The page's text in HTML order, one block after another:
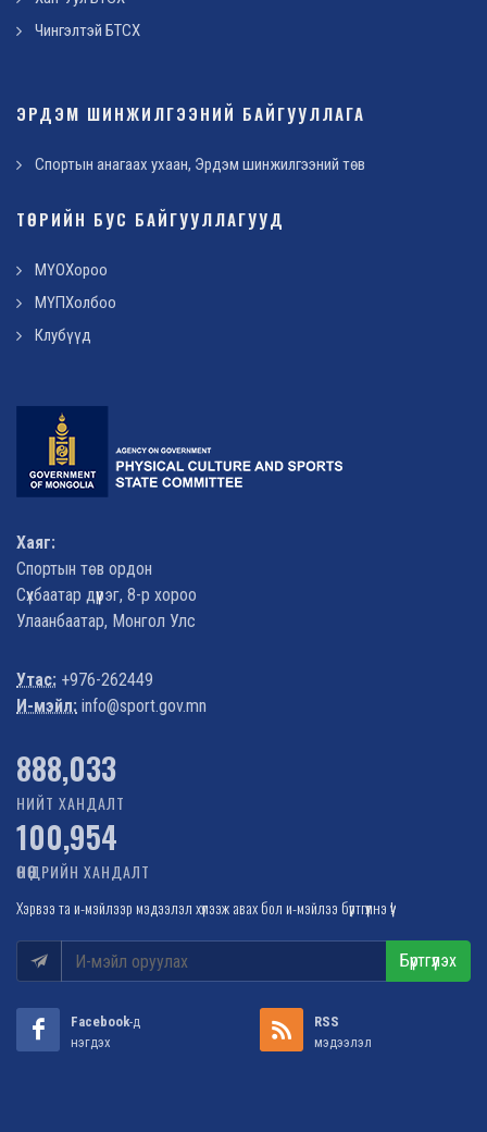
Чингэлтэй БТСХ
ЭРДЭМ ШИНЖИЛГЭЭНИЙ БАЙГУУЛЛАГА
Спортын анагаах ухаан, Эрдэм шинжилгээний төв
ТӨРИЙН БУС БАЙГУУЛЛАГУУД
МҮОХороо
МҮПХолбоо
Клубүүд
Хаяг:
Спортын төв ордон
Сүхбаатар дүүрэг, 8-р хороо
Улаанбаатар, Монгол Улс
Утас: +976-262449
И-мэйл: info@sport.gov.mn
1,022,584
НИЙТ ХАНДАЛТ
100,954
ӨНӨӨДРИЙН ХАНДАЛТ
Хэрвээ та и-мэйлээр мэдээлэл хүлээж авах бол и-мэйлээ бүртгүүлнэ үү!
Бүртгүүлэх
Facebook-д
нэгдэх
RSS
мэдээлэл